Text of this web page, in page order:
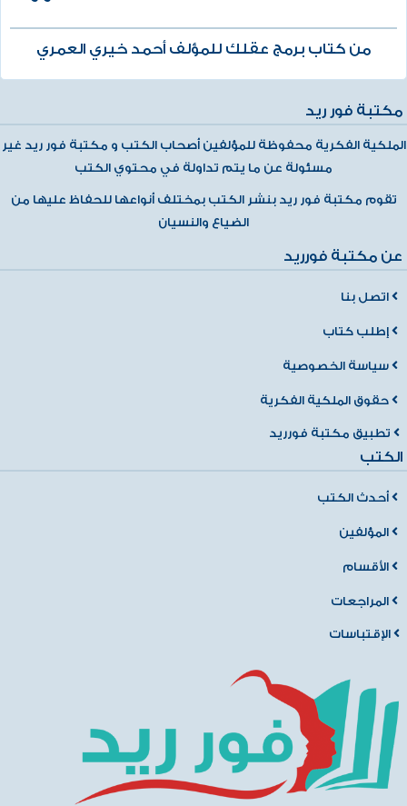
من كتاب برمج عقلك للمؤلف أحمد خيري العمري
مكتبة فور ريد
الملكية الفكرية محفوظة للمؤلفين أصحاب الكتب و مكتبة فور ريد غير
مسئولة عن ما يتم تداولة في محتوي الكتب
تقوم مكتبة فور ريد بنشر الكتب بمختلف أنواعها للحفاظ عليها من
الضياع والنسيان
عن مكتبة فورريد
اتصل بنا
إطلب كتاب
سياسة الخصوصية
حقوق الملكية الفكرية
تطبيق مكتبة فورريد
الكتب
أحدث الكتب
المؤلفين
الأقسام
المراجعات
الإقتباسات